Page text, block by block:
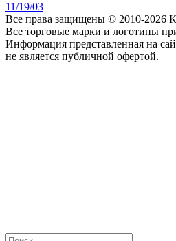
11/19/03
Все права защищены © 2010-2026
Все торговые марки и логотипы
Информация представленная на
не является публичной офертой.